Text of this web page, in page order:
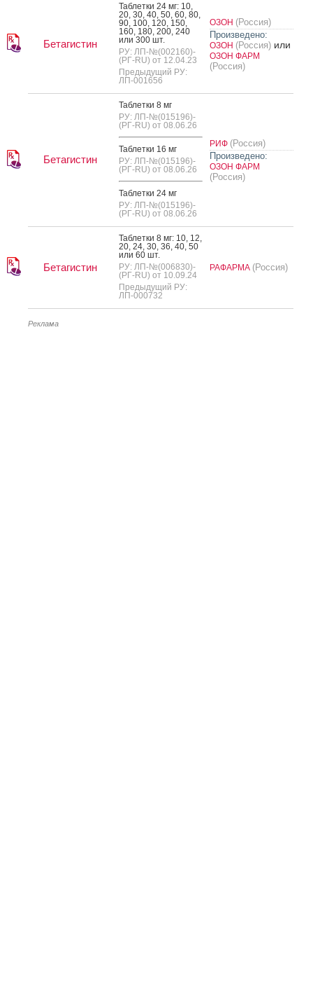
Бетагистин
Таб­летки 24 мг: 10,
20, 30, 40, 50, 60, 80,
90, 100, 120, 150,
160, 180, 200, 240
или 300 шт.
РУ: ЛП-№(002160)-
(РГ-RU) от 12.04.23
Предыдущий РУ:
ЛП-001656
ОЗОН (Россия)
Произведено:
ОЗОН (Россия) или
ОЗОН ФАРМ
(Россия)
Бетагистин
Таб­летки 8 мг
РУ: ЛП-№(015196)-
(РГ-RU) от 08.06.26
Таб­летки 16 мг
РУ: ЛП-№(015196)-
(РГ-RU) от 08.06.26
Таб­летки 24 мг
РУ: ЛП-№(015196)-
(РГ-RU) от 08.06.26
РИФ (Россия)
Произведено:
ОЗОН ФАРМ
(Россия)
Бетагистин
Таб­летки 8 мг: 10, 12,
20, 24, 30, 36, 40, 50
или 60 шт.
РУ: ЛП-№(006830)-
(РГ-RU) от 10.09.24
Предыдущий РУ:
ЛП-000732
РАФАРМА (Россия)
Реклама